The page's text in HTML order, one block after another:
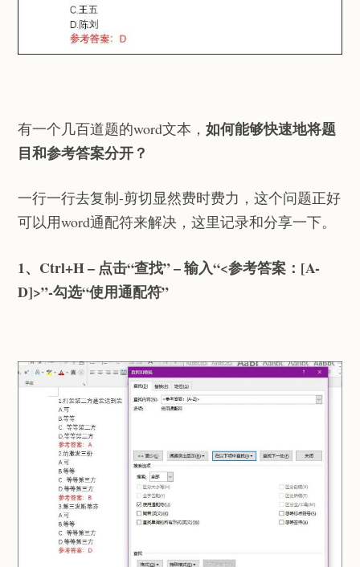
有一个几百道题的word文本，如何能够快速地将题
目和参考答案分开？
一行一行去复制-剪切显然费时费力，这个问题正好
可以用word通配符来解决，这里记录和分享一下。
1、Ctrl+H – 点击“查找” – 输入“<参考答案：[A-
D]>”-勾选“使用通配符”